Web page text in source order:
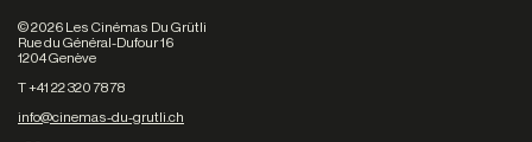
©2026 Les Cinémas Du Grütli
Rue du Général-Dufour 16
1204 Genève
T +41 22 320 78 78
info@cinemas-du-grutli.ch